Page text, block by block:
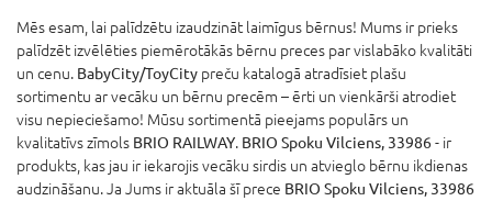
Mēs esam, lai palīdzētu izaudzināt laimīgus bērnus! Mums ir prieks
palīdzēt izvēlēties piemērotākās bērnu preces par vislabāko kvalitāti
un cenu. BabyCity/ToyCity preču katalogā atradīsiet plašu
sortimentu ar vecāku un bērnu precēm – ērti un vienkārši atrodiet
visu nepieciešamo! Mūsu sortimentā pieejams populārs un
kvalitatīvs zīmols BRIO RAILWAY. BRIO Spoku Vilciens, 33986- ir
produkts, kas jau ir iekarojis vecāku sirdis un atvieglo bērnu ikdienas
audzināšanu. Ja Jums ir aktuāla šī prece BRIO Spoku Vilciens, 33986